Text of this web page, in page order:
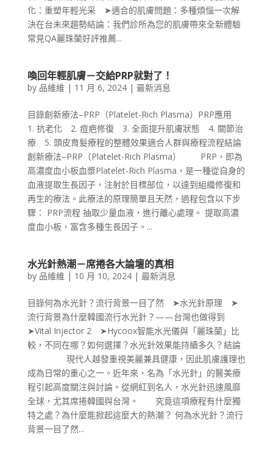
化：重塑年輕光采 ➤適合的肌膚問題：多種煩惱一次解
決在台未來趨勢結論：我們診所為您的肌膚帶來全新體驗
常見QA麗珠蘭好評推薦...
喚回年輕肌膚－交給PRP就對了！
by 品維維 | 11 月 6, 2024| 最新消息
目錄創新療法–PRP（Platelet-Rich Plasma）PRP應用
1. 抗老化 2. 痘疤修復 3. 全面提升肌膚狀態 4. 關節治
療 5. 頭皮育髮療程的整體效果適合人群與療程流程結論
創新療法–PRP（Platelet-Rich Plasma） PRP，即為
高濃度血小板血漿Platelet-Rich Plasma，是一種從自身的
血液提取生長因子，注射於目標部位，以達到組織修復和
再生的療法。此療法的原理簡單且天然，過程包含以下步
驟： PRP流程 抽取少量血液，進行離心處理。 提取高濃
度血小板，富含多種生長因子。...
水光針熱潮－席捲各大論壇的真相
by 品維維 | 10 月 10, 2024| 最新消息
目錄何為水光針？流行背景一目了然 ➤水光針原理 ➤
流行背景為什麼韓國流行水光針？——台灣也做得到
➤Vital Injector 2 ➤Hycoox智能水光儀與「麗珠蘭」比
較，不同在哪？如何選擇？水光針效果能持續多久？結論
現代人越發重視美麗兼具健康，因此肌膚護理也
成為日常的重心之一。近年來，名為「水光針」的醫美療
程引起高度關注與討論。從網紅到名人，水光針迅速風靡
全球，尤其席捲韓國與台灣。 究竟這項療程有什麼獨
特之處？為什麼能掀起這麼大的熱潮？ 何為水光針？流行
背景一目了然...